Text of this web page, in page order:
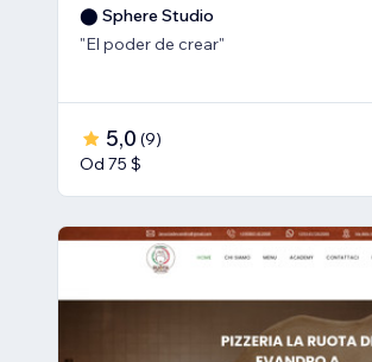
⬤ Sphere Studio
"El poder de crear"
5,0 (9)
Od 75 $